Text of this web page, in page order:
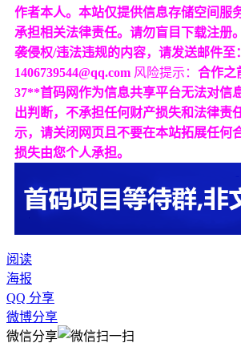
作者本人。本站仅提供信息存储空间服
承担相关法律责任。请勿盲目下载注册
袭侵权/违法违规的内容，请发送邮件至：
1406739544@qq.com 风险提示： 合作之
37**首码网作为信息共享平台无法对信
出判断，不承担任何财产损失和法律责
示，请关闭网页且不要在本站拓展任何
损失由您个人承担。
阅读
海报
QQ 分享
微博分享
微信分享